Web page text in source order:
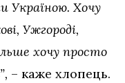
Україною. Хочу
Ужгороді,
хочу просто
– каже хлопець.